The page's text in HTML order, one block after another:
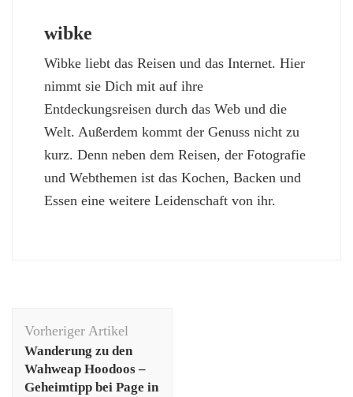
wibke
Wibke liebt das Reisen und das Internet. Hier
nimmt sie Dich mit auf ihre
Entdeckungsreisen durch das Web und die
Welt. Außerdem kommt der Genuss nicht zu
kurz. Denn neben dem Reisen, der Fotografie
und Webthemen ist das Kochen, Backen und
Essen eine weitere Leidenschaft von ihr.
Vorheriger Artikel
Wanderung zu den
Wahweap Hoodoos –
Geheimtipp bei Page in